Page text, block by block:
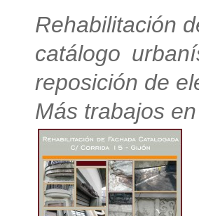
Rehabilitación
catálogo
reposición de
Más trabajos en